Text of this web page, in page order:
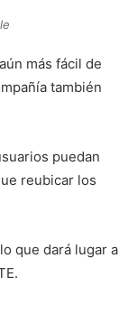
más fácil de
también
puedan
reubicar los
que dará lugar a